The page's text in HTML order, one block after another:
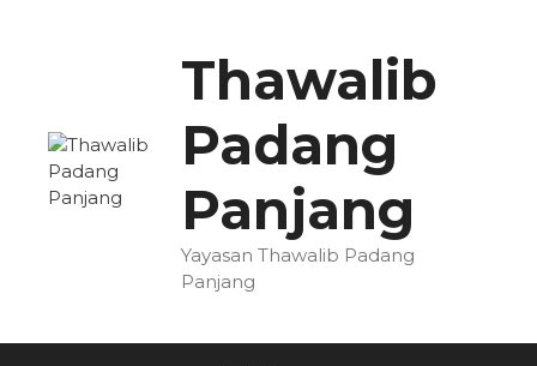
Thawalib
Padang
Panjang
Yayasan Thawalib Padang
Panjang